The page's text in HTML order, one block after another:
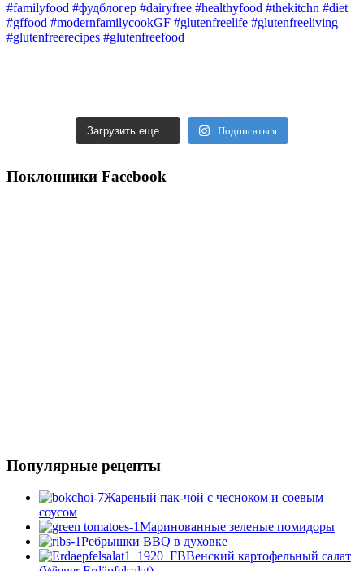
Загрузить еще... Подписаться
Поклонники Facebook
Популярные рецепты
Жареный пак-чой с чесноком и соевым
соусом
Маринованные зеленые помидоры
Ребрышки BBQ в духовке
Венский картофельный салат